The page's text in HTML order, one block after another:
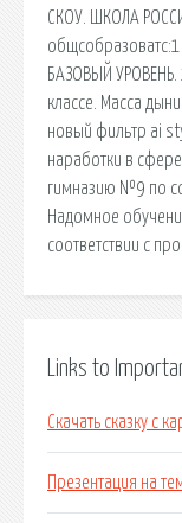
СКОУ. ШКОЛА
БАЗОВЫЙ УРОВЕНЬ.
классе. Масса
новый фильтр ai
наработки в
гимназию №9 по
Надомное
соответствии с
Links to
Скачать сказку с
Презентация на